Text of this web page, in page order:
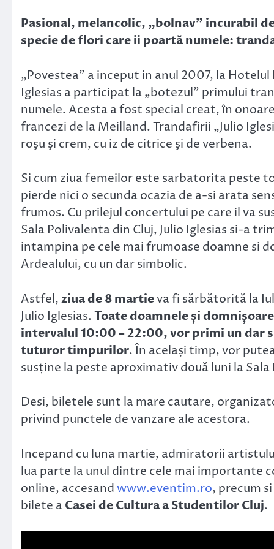
Pasional, melancolic, „bolnav” incurabil
specie de flori care ii poartă numele:
„Povestea” a inceput in anul 2007, la Hotelul
Iglesias a participat la „botezul” primului
numele. Acesta a fost special creat, în
francezi de la Meilland. Trandafirii „Julio
roşu şi crem, cu iz de citrice şi de verbena.
Si cum ziua femeilor este sarbatorita peste
pierde nici o secunda ocazia de a-si arata
frumos. Cu prilejul concertului pe care il va
Sala Polivalenta din Cluj, Julio Iglesias si-a
intampina pe cele mai frumoase doamne si
Ardealului, cu un dar simbolic.
Astfel,ziua de 8 martieva fi sărbătorită la
Julio Iglesias.Toate doamnele și
intervalul 10:00 – 22:00, vor primi un dar
tuturor timpurilor. În același timp, vor
susține la peste aproximativ două luni la
Desi, biletele sunt la mare cautare,
privind punctele de vanzare ale acestora.
Incepand cu luna martie, admiratorii
lua parte la unul dintre cele mai importante
online, accesandwww.eventim.ro, precum
bilete a Casei de Cultura a Studentilor Cluj.